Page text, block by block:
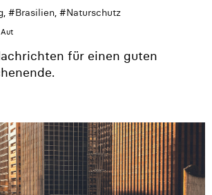
, #Brasilien, #Naturschutz
für einen guten